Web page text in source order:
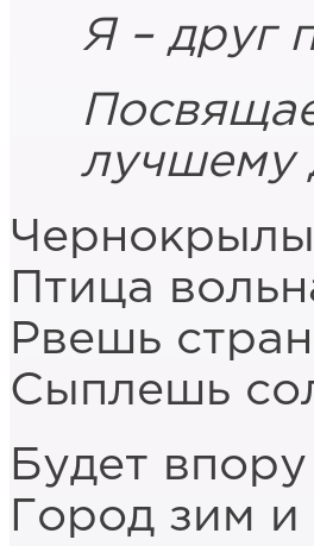
Я – друг
лучшему
Птица
Рвешь
Сыплешь
Будет
Город зим и